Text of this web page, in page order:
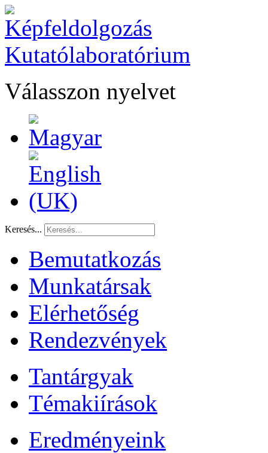
Válasszon nyelvet
Keresés...
Bemutatkozás
Munkatársak
Elérhetőség
Rendezvények
Tantárgyak
Témakiírások
Eredményeink